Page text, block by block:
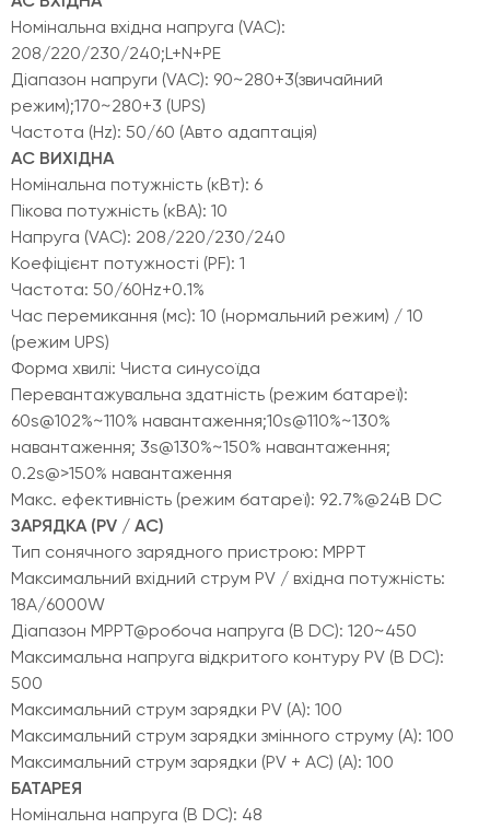
Номінальна вхідна напруга (VAC):
208/220/230/240;L+N+PE
Діапазон напруги (VAC): 90~280+3(звичайний
режим);170~280+3 (UPS)
Частота (Hz): 50/60 (Авто адаптація)
АС ВИХІДНА
Номінальна потужність (кВт): 6
Пікова потужність (кВА): 10
Напруга (VAC): 208/220/230/240
Коефіцієнт потужності (PF): 1
Частота: 50/60Hz+0.1%
Час перемикання (мс): 10 (нормальний режим) / 10
(режим UPS)
Форма хвилі: Чиста синусоїда
Перевантажувальна здатність (режим батареї):
60s@102%~110% навантаження;10s@110%~130%
навантаження; 3s@130%~150% навантаження;
0.2s@>150% навантаження
Макс. ефективність (режим батареї): 92.7%@24В DC
ЗАРЯДКА (PV / AC)
Тип сонячного зарядного пристрою: MPPT
Максимальний вхідний струм PV / вхідна потужність:
18A/6000W
Діапазон MPPT@робоча напруга (В DC): 120~450
Максимальна напруга відкритого контуру PV (В DC):
500
Максимальний струм зарядки PV (А): 100
Максимальний струм зарядки змінного струму (А): 100
Максимальний струм зарядки (PV + AC) (А): 100
БАТАРЕЯ
Номінальна напруга (В DC): 48